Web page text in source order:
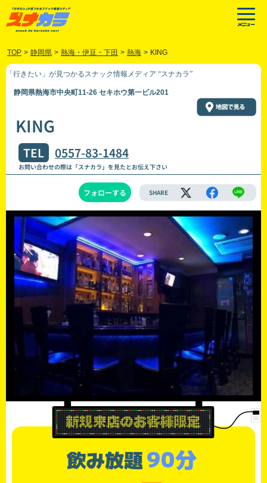
TOP > 静岡県 > 熱海・伊豆・下田 > 熱海 > KING
「行きたい」が見つかるスナック情報メディア “スナカラ”
静岡県熱海市中央町11-26 セキホウ第一ビル201
KING
TEL 0557-83-1484
お問い合わせの際は「スナカラ」を見たとお伝え下さい
フォローする SHARE
飲み放題90分